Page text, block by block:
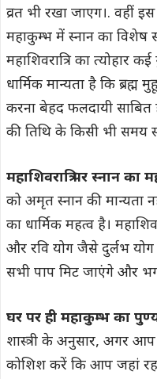
व्रत भी रखा जाएग।. वहीं इस
महाकुम्भ में स्नान का विशेष
महाशिवरात्रि का त्योहार
धार्मिक मान्यता है कि ब्रह्म
करना बेहद फलदायी साबित
की तिथि के किसी भी समय
महाशिवरात्रि पर स्नान का
को अमृत स्नान की मान्यता
का धार्मिक महत्व है।
और रवि योग जैसे दुर्लभ योग
सभी पाप मिट जाएंगे और
घर पर ही महाकुम्भ का
शास्त्री के अनुसार, अगर आप
कोशिश करें कि आप जहां